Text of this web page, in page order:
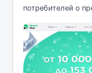
потребителей о